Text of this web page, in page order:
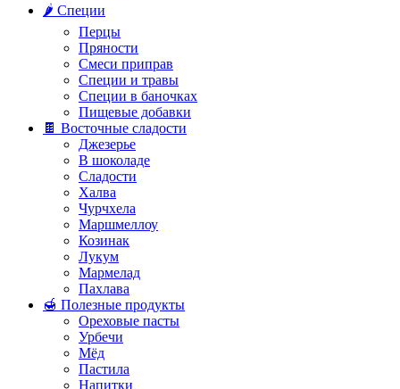
🌶️ Специи
Перцы
Пряности
Смеси приправ
Специи и травы
Специи в баночках
Пищевые добавки
🍫 Восточные сладости
Джезерье
В шоколаде
Сладости
Халва
Чурчхела
Маршмеллоу
Козинак
Лукум
Мармелад
Пахлава
🍯 Полезные продукты
Ореховые пасты
Урбечи
Мёд
Пастила
Напитки